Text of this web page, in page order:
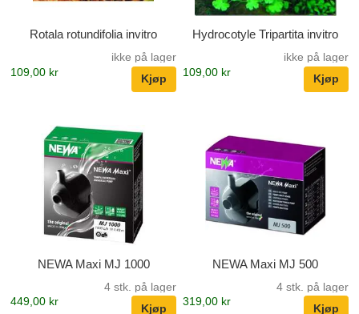
Rotala rotundifolia invitro
ikke på lager
109,00 kr
Hydrocotyle Tripartita invitro
ikke på lager
109,00 kr
NEWA Maxi MJ 1000
4 stk. på lager
449,00 kr
NEWA Maxi MJ 500
4 stk. på lager
319,00 kr